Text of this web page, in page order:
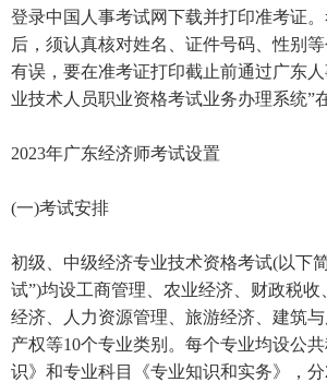
登录中国人事考试网下载并打印准考证
后，须认真核对姓名、证件号码、性别
有误，要在准考证打印截止前通过广东
业技术人员职业资格考试业务办理系统”
2023年广东经济师考试设置
(一)考试安排
初级、中级经济专业技术资格考试(以下
试”)均设工商管理、农业经济、财政税
经济、人力资源管理、旅游经济、建筑
产权等10个专业类别。每个专业均设公
识》和专业科目《专业知识和实务》，